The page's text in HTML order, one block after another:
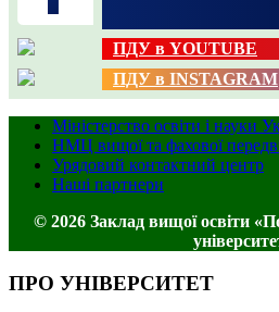
ПДУ в YOUTUBE
ПДУ в INSTAGRAM
Міністерство освіти і науки
НМЦ вищої та фахової
Урядовий контактний центр
Наші партнери
© 2026 Заклад вищої освіти
ПРО УНІВЕРСИТЕТ